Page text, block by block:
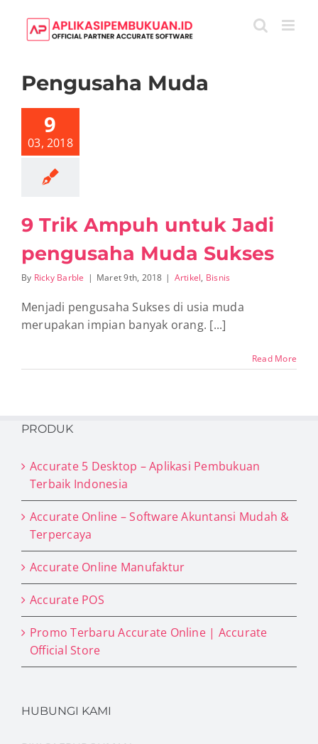
content
Pengusaha Muda
9
03, 2018
Trik
Ampuh
9 Trik Ampuh untuk Jadi
pengusaha Muda Sukses
By Ricky Barble | Maret 9th, 2018 | Artikel, Bisnis
Menjadi pengusaha Sukses di usia muda
merupakan impian banyak orang. [...]
Read More
PRODUK
Accurate 5 Desktop – Aplikasi Pembukuan
Terbaik Indonesia
Accurate Online – Software Akuntansi Mudah &
Terpercaya
Accurate Online Manufaktur
Accurate POS
Promo Terbaru Accurate Online | Accurate
Official Store
HUBUNGI KAMI